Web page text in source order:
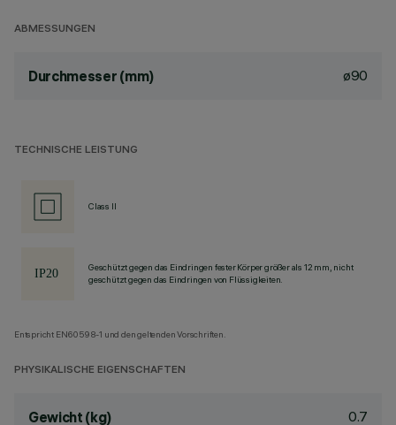
ABMESSUNGEN
Durchmesser (mm) ø90
TECHNISCHE LEISTUNG
Class II
Geschützt gegen das Eindringen fester Körper größer als 12 mm, nicht
geschützt gegen das Eindringen von Flüssigkeiten.
Entspricht EN60598-1 und den geltenden Vorschriften.
PHYSIKALISCHE EIGENSCHAFTEN
Gewicht (kg) 0.7